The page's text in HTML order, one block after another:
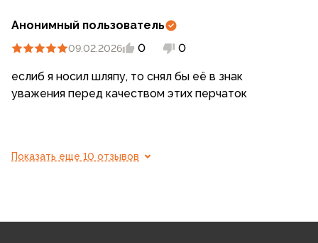
Анонимный пользователь
09.02.2026 0 0
еслиб я носил шляпу, то снял бы её в знак
уважения перед качеством этих перчаток
Показать еще 10 отзывов